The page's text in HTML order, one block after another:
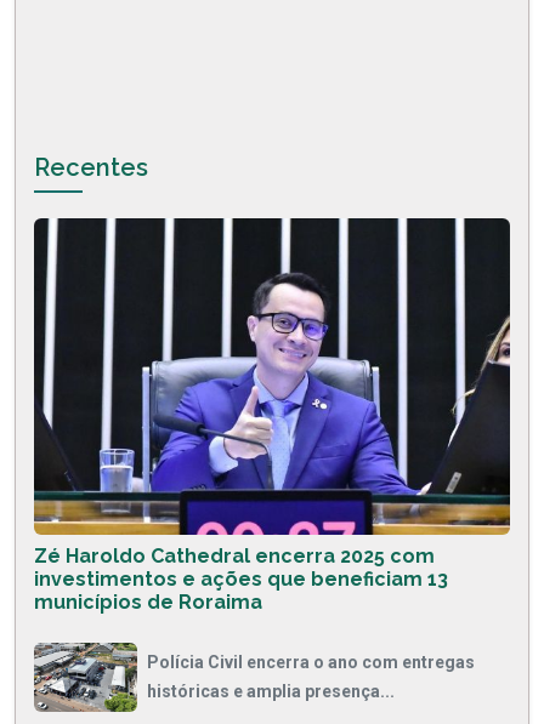
Recentes
Zé Haroldo Cathedral encerra 2025 com
investimentos e ações que beneficiam 13
municípios de Roraima
Polícia Civil encerra o ano com entregas
históricas e amplia presença...